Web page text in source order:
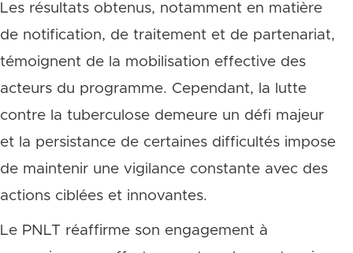
Les résultats obtenus, notamment en matière
de notification, de traitement et de partenariat,
témoignent de la mobilisation effective des
acteurs du programme. Cependant, la lutte
contre la tuberculose demeure un défi majeur
et la persistance de certaines difficultés impose
de maintenir une vigilance constante avec des
actions ciblées et innovantes.
Le PNLT réaffirme son engagement à